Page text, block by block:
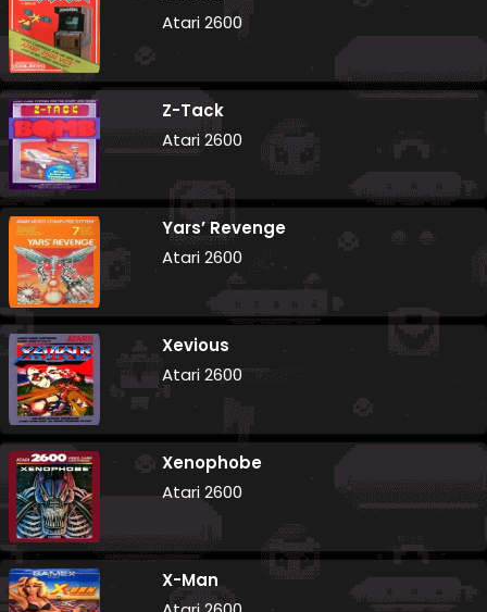
Atari 2600
Z-Tack
Atari 2600
Yars’ Revenge
Atari 2600
Xevious
Atari 2600
Xenophobe
Atari 2600
X-Man